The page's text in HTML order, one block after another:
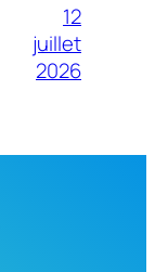
12
juillet
2026